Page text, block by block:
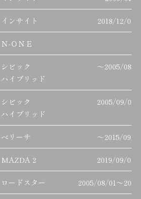
インサイト 2018/12/01
Ｎ-ＯＮＥ
シビック
ハイブリッド
～2005/08/
シビック
ハイブリッド
2005/09/01
ベリーサ ～2015/09/
MAZDA 2 2019/09/01
ロードスター 2005/08/01～